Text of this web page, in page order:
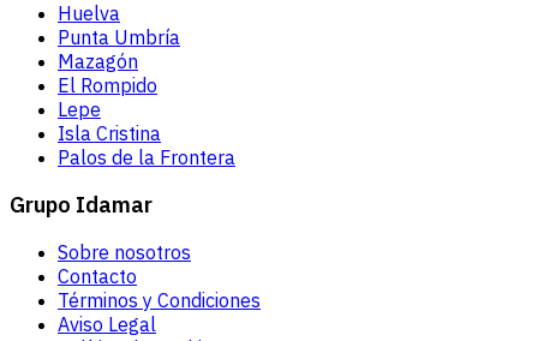
Huelva
Punta Umbría
Mazagón
El Rompido
Lepe
Isla Cristina
Palos de la Frontera
Grupo Idamar
Sobre nosotros
Contacto
Términos y Condiciones
Aviso Legal